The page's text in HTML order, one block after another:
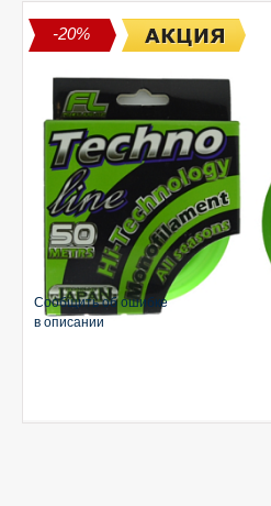
-20%
Сообщить об ошибке
в описании